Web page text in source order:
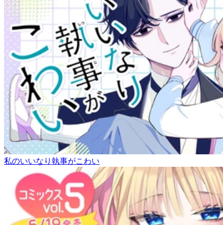
私のいいなり執事がこわい